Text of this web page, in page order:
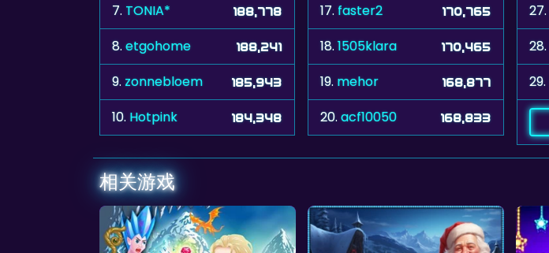
7. TONIA* 188,778
8.etgohome 188,241
9.zonnebloem 185,943
10. Hotpink 184,348
17.faster2 170,765
18.1505klara 170,465
19. mehor 168,877
20.acf10050 168,833
27.
28.
29.
相关游戏